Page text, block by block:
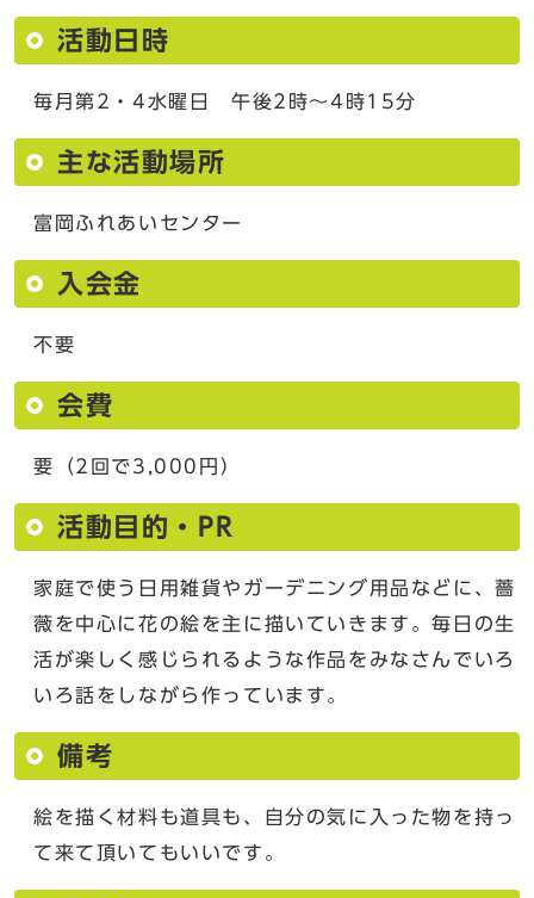
活動日時
毎月第2・4水曜日 午後2時～4時15分
主な活動場所
富岡ふれあいセンター
入会金
不要
会費
要（2回で3,000円）
活動目的・PR
家庭で使う日用雑貨やガーデニング用品などに、薔
薇を中心に花の絵を主に描いていきます。毎日の生
活が楽しく感じられるような作品をみなさんでいろ
いろ話をしながら作っています。
備考
絵を描く材料も道具も、自分の気に入った物を持っ
て来て頂いてもいいです。